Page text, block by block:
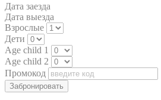
_ga
_gid
Google
allows user
Дата заезда
Дата выезда
Взрослые
Дети
Age child 1
Age child 2
Промокод